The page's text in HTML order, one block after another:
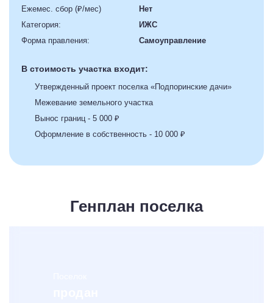
Ежемес. сбор (₽/мес)
Нет
Категория:
ИЖС
Форма правления:
Самоуправление
В стоимость участка входит:
Утвержденный проект поселка «Подпоринские дачи»
Межевание земельного участка
Вынос границ - 5 000 ₽
Оформление в собственность - 10 000 ₽
Генплан поселка